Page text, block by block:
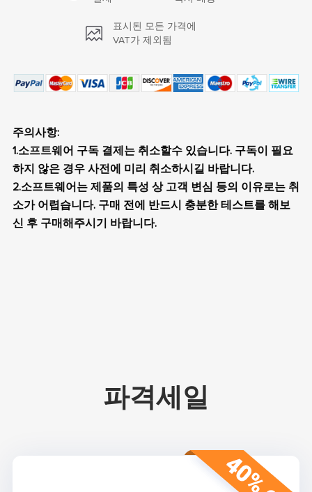
표시된 모든 가격에
VAT가 제외됨
주의사항:
1.소프트웨어 구독 결제는 취소할수 있습니다. 구독이 필요
하지 않은 경우 사전에 미리 취소하시길 바랍니다.
2.소프트웨어는 제품의 특성 상 고객 변심 등의 이유로는 취
소가 어렵습니다. 구매 전에 반드시 충분한 테스트를 해보
신 후 구매해주시기 바랍니다.
파격세일